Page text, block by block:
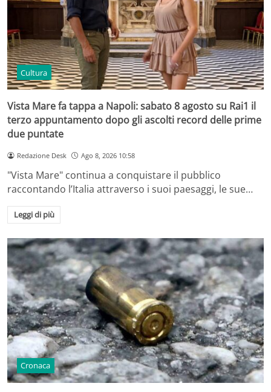
Cultura
Vista Mare fa tappa a Napoli: sabato 8 agosto su Rai1 il
terzo appuntamento dopo gli ascolti record delle prime
due puntate
Redazione Desk Ago 8, 2026 10:58
"Vista Mare" continua a conquistare il pubblico
raccontando l’Italia attraverso i suoi paesaggi, le sue…
Leggi di più
Cronaca